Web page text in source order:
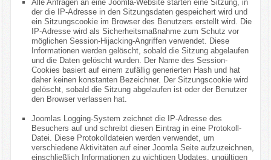
Alle Anfragen an eine Joomla-Website starten eine Sitzung, in
der die IP-Adresse in den Sitzungsdaten gespeichert wird und
ein Sitzungscookie im Browser des Benutzers erstellt wird. Die
IP-Adresse wird als Sicherheitsmaßnahme zum Schutz vor
möglichen Session-Hijacking-Angriffen verwendet. Diese
Informationen werden gelöscht, sobald die Sitzung abgelaufen
und die Daten gelöscht wurden. Der Name des Session-
Cookies basiert auf einem zufällig generierten Hash und hat
daher keinen konstanten Bezeichner. Der Sitzungscookie wird
gelöscht, sobald die Sitzung abgelaufen ist oder der Benutzer
den Browser verlassen hat.
Joomlas Logging-System zeichnet die IP-Adresse des
Besuchers auf und schreibt diesen Eintrag in eine Protokoll-
Datei. Diese Protokolldateien werden verwendet, um
verschiedene Aktivitäten auf einer Joomla Seite aufzuzeichnen,
einschließlich Informationen zu wichtigen Updates, ungültigen